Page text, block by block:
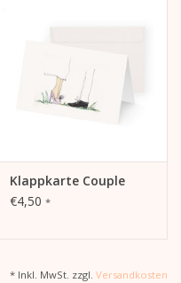
Klappkarte Couple
€4,50 *
* Inkl. MwSt. zzgl. Versandkosten